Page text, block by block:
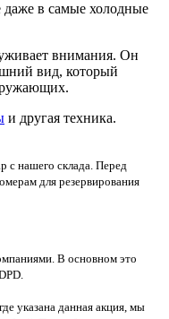
даже в самые холодные
внимания. Он
вид, который
и другая техника.
с нашего склада. Перед
для резервирования
В основном это
указана данная акция, мы